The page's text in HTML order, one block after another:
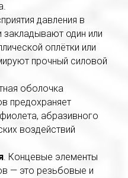
давления в
закладывают один или
оплётки или
прочный силовой
оболочка
предохраняет
абразивного
воздействий
. Концевые элементы
— это резьбовые и